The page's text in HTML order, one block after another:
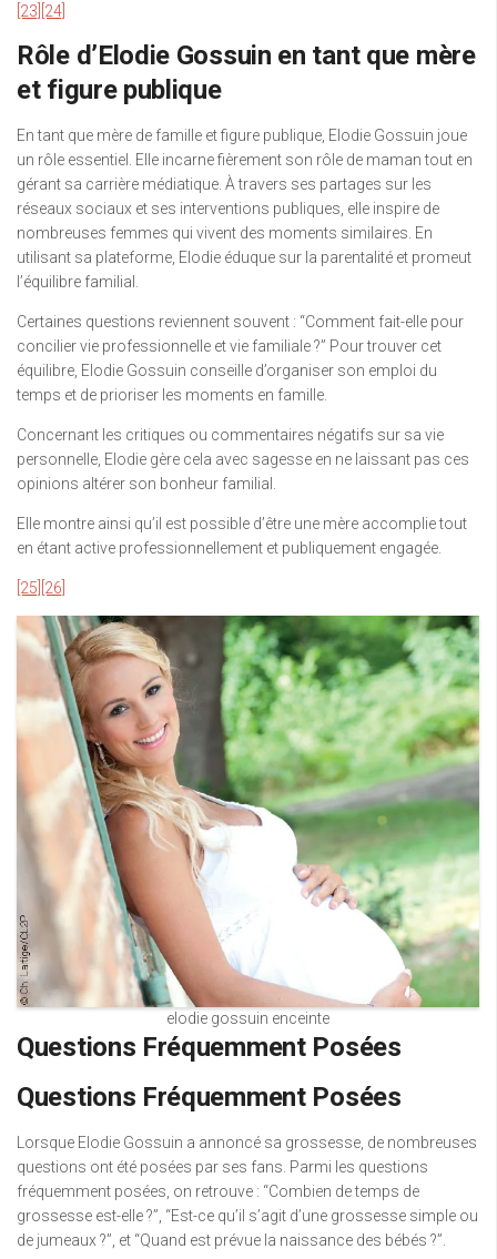
[23] [24]
Rôle d’Elodie Gossuin en tant que mère
et figure publique
En tant que mère de famille et figure publique, Elodie Gossuin joue
un rôle essentiel. Elle incarne fièrement son rôle de maman tout en
gérant sa carrière médiatique. À travers ses partages sur les
réseaux sociaux et ses interventions publiques, elle inspire de
nombreuses femmes qui vivent des moments similaires. En
utilisant sa plateforme, Elodie éduque sur la parentalité et promeut
l’équilibre familial.
Certaines questions reviennent souvent : “Comment fait-elle pour
concilier vie professionnelle et vie familiale ?” Pour trouver cet
équilibre, Elodie Gossuin conseille d’organiser son emploi du
temps et de prioriser les moments en famille.
Concernant les critiques ou commentaires négatifs sur sa vie
personnelle, Elodie gère cela avec sagesse en ne laissant pas ces
opinions altérer son bonheur familial.
Elle montre ainsi qu’il est possible d’être une mère accomplie tout
en étant active professionnellement et publiquement engagée.
[25] [26]
elodie gossuin enceinte
Questions Fréquemment Posées
Questions Fréquemment Posées
Lorsque Elodie Gossuin a annoncé sa grossesse, de nombreuses
questions ont été posées par ses fans. Parmi les questions
fréquemment posées, on retrouve : “Combien de temps de
grossesse est-elle ?”, “Est-ce qu’il s’agit d’une grossesse simple ou
de jumeaux ?”, et “Quand est prévue la naissance des bébés ?”.